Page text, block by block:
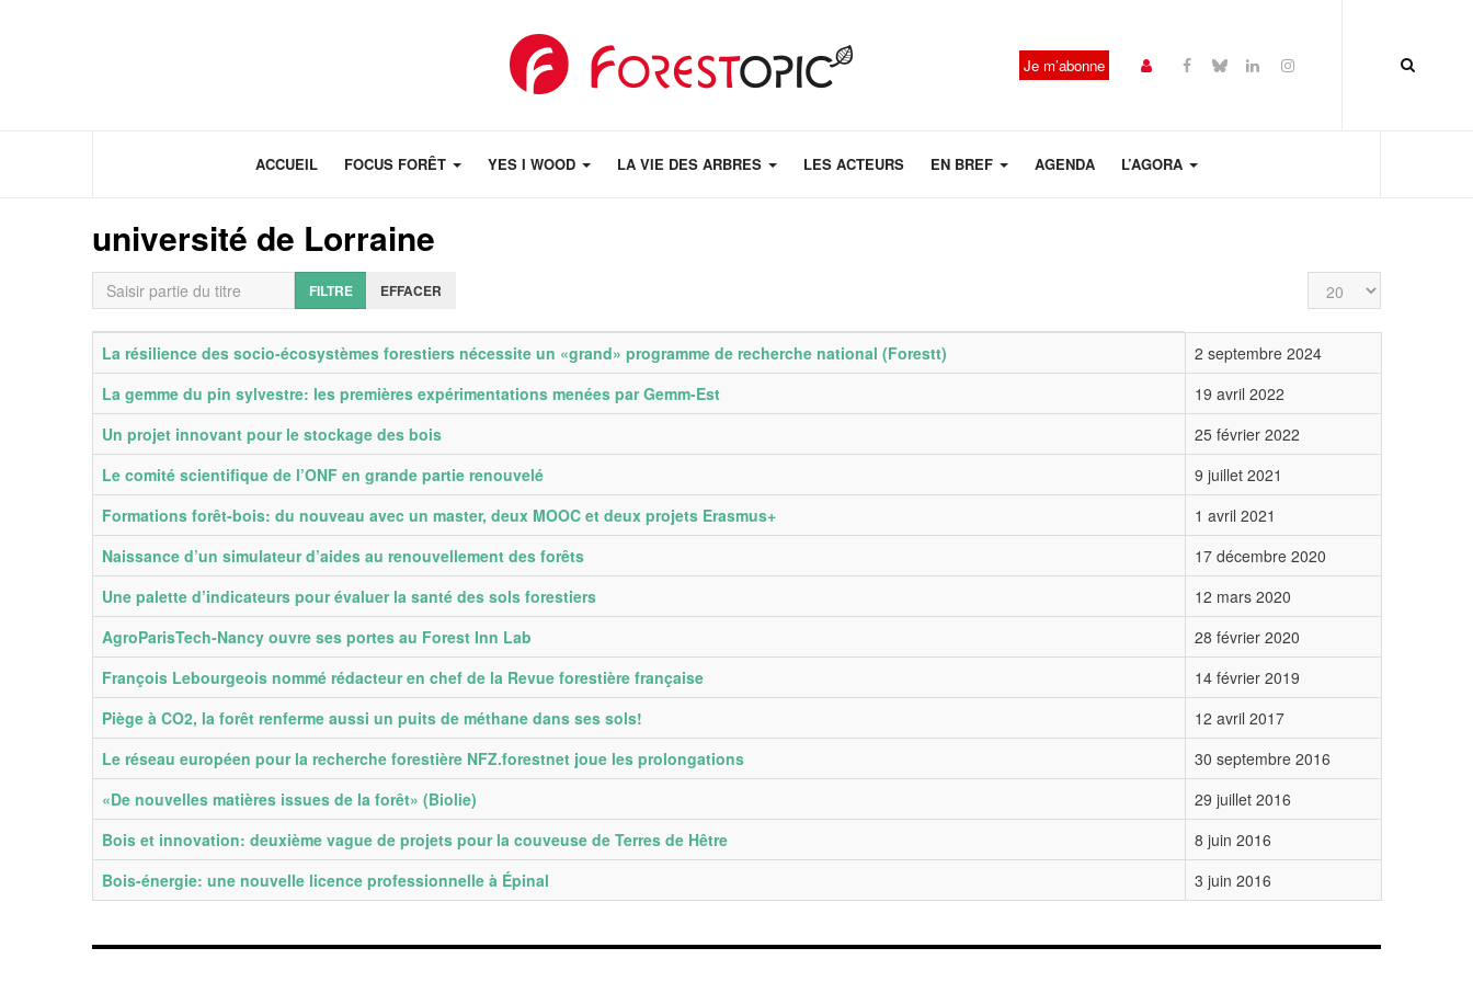
Je m’abonne
ACCUEIL FOCUS FORÊT YES I WOOD LA VIE DES ARBRES LES ACTEURS EN BREF AGENDA L’AGORA
université de Lorraine
Saisir partie du titre FILTRE EFFACER Affichage #
Titre Date de publication
La résilience des socio-écosystèmes forestiers nécessite un «grand» programme de recherche national (Forestt)
2 septembre 2024
La gemme du pin sylvestre: les premières expérimentations menées par Gemm-Est
19 avril 2022
Un projet innovant pour le stockage des bois
25 février 2022
Le comité scientifique de l’ONF en grande partie renouvelé
9 juillet 2021
Formations forêt-bois: du nouveau avec un master, deux MOOC et deux projets Erasmus+
1 avril 2021
Naissance d’un simulateur d’aides au renouvellement des forêts
17 décembre 2020
Une palette d’indicateurs pour évaluer la santé des sols forestiers
12 mars 2020
AgroParisTech-Nancy ouvre ses portes au Forest Inn Lab
28 février 2020
François Lebourgeois nommé rédacteur en chef de la Revue forestière française
14 février 2019
Piège à CO2, la forêt renferme aussi un puits de méthane dans ses sols!
12 avril 2017
Le réseau européen pour la recherche forestière NFZ.forestnet joue les prolongations
30 septembre 2016
«De nouvelles matières issues de la forêt» (Biolie)
29 juillet 2016
Bois et innovation: deuxième vague de projets pour la couveuse de Terres de Hêtre
8 juin 2016
Bois-énergie: une nouvelle licence professionnelle à Épinal
3 juin 2016